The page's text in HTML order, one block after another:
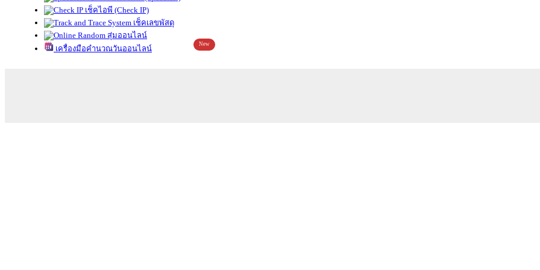
เช็คไอพี (Check IP)
เช็คเลขพัสดุ
สุ่มออนไลน์
เครื่องมือคำนวณวันออนไลน์
New